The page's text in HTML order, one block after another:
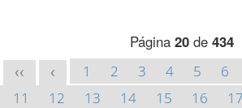
Página 20 de 434
<< < 1 2 3 4 5 6
11
12 13 14 15 16 17